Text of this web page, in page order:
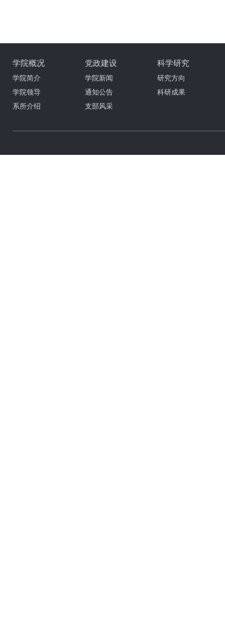
学院概况
学院简介
学院领导
系所介绍
党政建设
学院新闻
通知公告
支部风采
科学研究
研究方向
科研成果